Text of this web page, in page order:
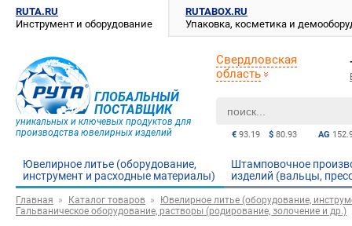
RUTA.RU
Инструмент и оборудование
RUTABOX.RU
Упаковка, косметика и
ГЛОБАЛЬНЫЙ
ПОСТАВЩИК
уникальных и ключевых продуктов для
производства ювелирных изделий
AG
€ 93.19 $ 80.93
Свердловская
область
Ювелирное литье (оборудование,
инструмент и расходные материалы)
Штамповочное
изделий (вальцы,
Главная Каталог товаров
Ювелирное литье (оборудование,
Гальваническое оборудование, растворы (родирование, золочение и др.)